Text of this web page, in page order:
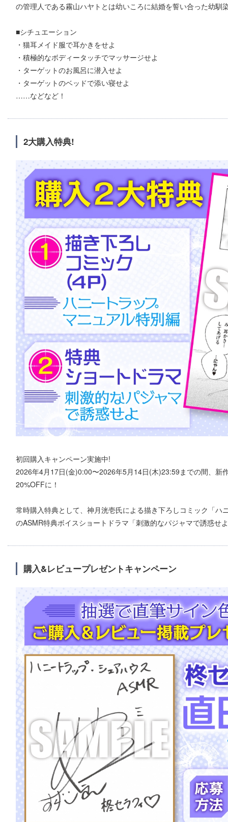
の管理人である霧山ハヤトとは幼いころに結婚を誓い合った幼
■シチュエーション
・猫耳メイド服で耳かきをせよ
・積極的なボディータッチでマッサージせよ
・ターゲットのお風呂に潜入せよ
・ターゲットのベッドで添い寝せよ
……などなど！
2大購入特典!
初回購入キャンペーン実施中!
2026年4月17日(金)0:00〜2026年5月14日(木)23:59までの間、新
20%OFFに！
常時購入特典として、神月洸壱氏による描き下ろしコミック「ハ
のASMR特典ボイスショートドラマ「刺激的なパジャマで誘惑せ
購入&レビュープレゼントキャンペーン